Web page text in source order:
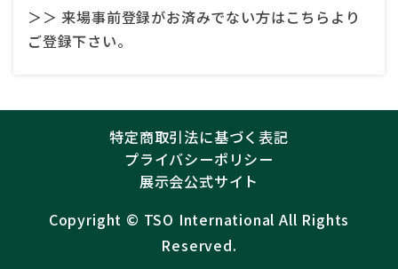
＞＞ 来場事前登録がお済みでない方はこちらより
ご登録下さい。
特定商取引法に基づく表記
プライバシーポリシー
展示会公式サイト
Copyright ©︎ TSO International All Rights
Reserved.